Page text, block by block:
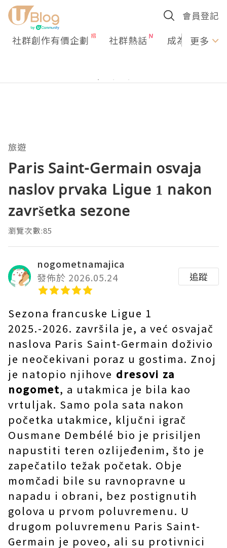
會員登記
社群創作有價企劃 社群熱話 成為U更多
旅遊
Paris Saint-Germain osvaja
naslov prvaka Ligue 1 nakon
završetka sezone
瀏覽次數:85
nogometnamajica
發佈於 2026.05.24
追蹤
Sezona francuske Ligue 1
2025.-2026. završila je, a već osvajač
naslova Paris Saint-Germain doživio
je neočekivani poraz u gostima. Znoj
je natopio njihove dresovi za
nogomet, a utakmica je bila kao
vrtuljak. Samo pola sata nakon
početka utakmice, ključni igrač
Ousmane Dembélé bio je prisiljen
napustiti teren ozlijeđenim, što je
zapečatilo težak početak. Obje
momčadi bile su ravnopravne u
napadu i obrani, bez postignutih
golova u prvom poluvremenu. U
drugom poluvremenu Paris Saint-
Germain je poveo, ali su protivnici